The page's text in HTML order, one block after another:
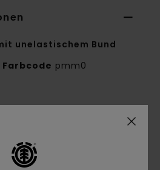
unelastischem Bund
Farbcode pmm0
aus 70 % Baumwolle, 30
[410 g/m2]